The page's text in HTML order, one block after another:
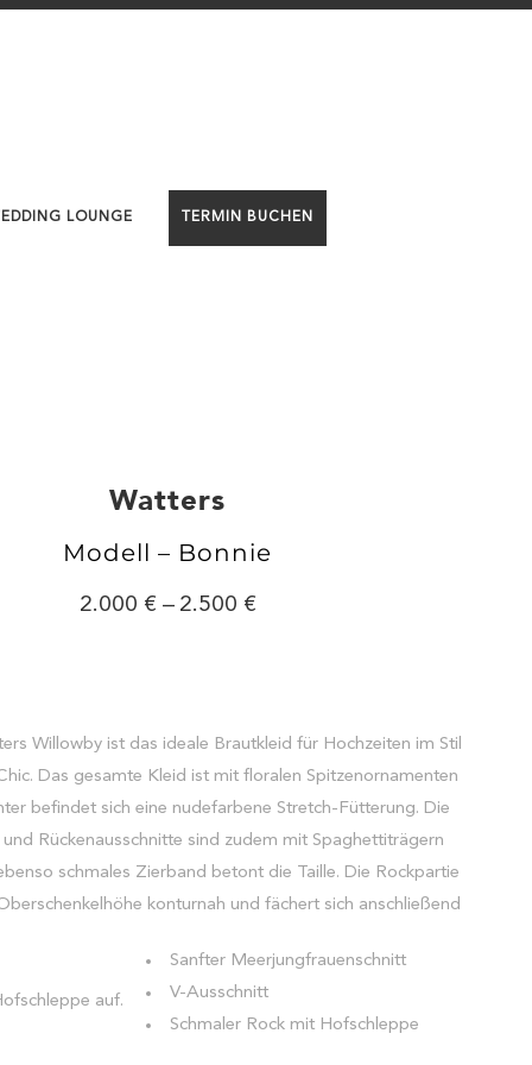
LOUNGE TERMIN BUCHEN
Watters
Modell – Bonnie
2.000 – 2.500
Willowby ist das ideale Brautkleid für Hochzeiten im Stil
Das gesamte Kleid ist mit floralen Spitzenornamenten
befindet sich eine nudefarbene Stretch-Fütterung. Die
Rückenausschnitte sind zudem mit Spaghettiträgern
schmales Zierband betont die Taille. Die Rockpartie
konturnah und fächert sich anschließend
auf.
Sanfter Meerjungfrauenschnitt
V-Ausschnitt
Schmaler Rock mit Hofschleppe